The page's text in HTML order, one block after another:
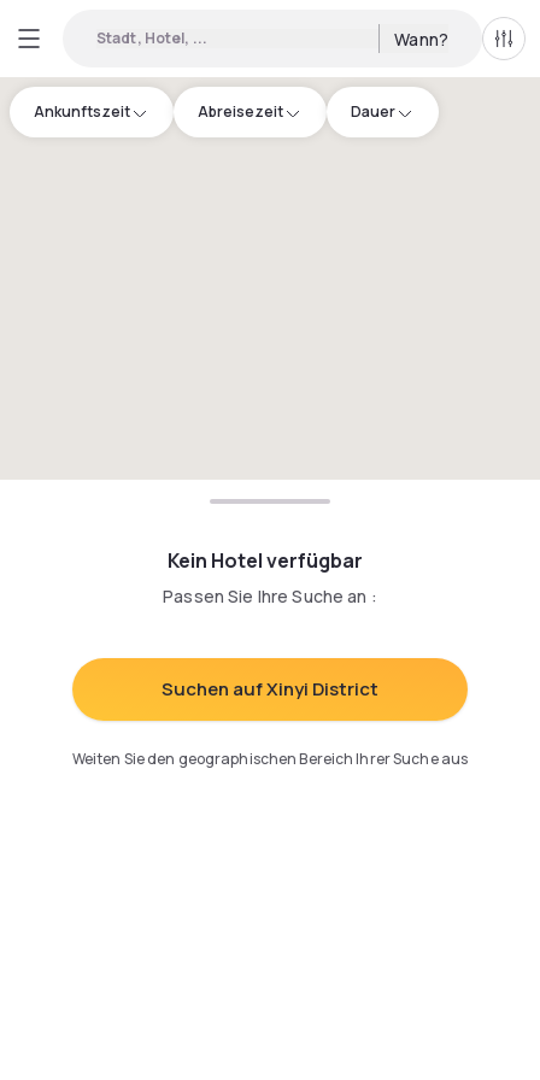
Stadt, Hotel, ... Wann? Alle
Ankunftszeit Abreisezeit Dauer
Kein Hotel verfügbar
Passen Sie Ihre Suche an :
Suchen auf Xinyi District
Weiten Sie den geographischen Bereich Ihrer Suche aus